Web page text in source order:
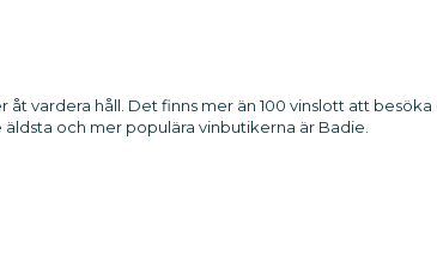
vardera håll. Det finns mer än 100 vinslott att
och mer populära vinbutikerna är Badie.